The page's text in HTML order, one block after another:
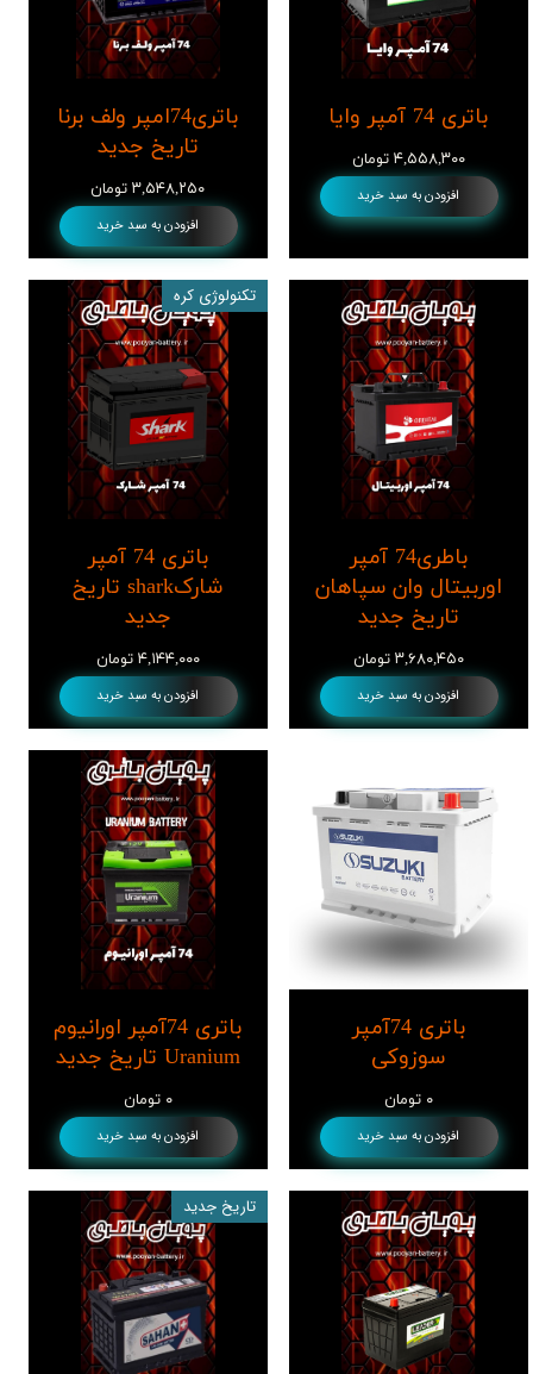
باتری 74 آمپر وایا
۴,۵۵۸,۳۰۰ تومان
افزودن به سبد خرید
باتری74امپر ولف برنا
تاریخ جدید
۳,۵۴۸,۲۵۰ تومان
افزودن به سبد خرید
باطری74 آمپر
اوربیتال وان سپاهان
تاریخ جدید
۳,۶۸۰,۴۵۰ تومان
افزودن به سبد خرید
باتری 74 آمپر
شارکshark تاریخ
جدید
۴,۱۴۴,۰۰۰ تومان
افزودن به سبد خرید
تکنولوژی کره
باتری 74آمپر
سوزوکی
۰ تومان
افزودن به سبد خرید
باتری 74آمپر اورانیوم
Uranium تاریخ جدید
۰ تومان
افزودن به سبد خرید
تاریخ جدید